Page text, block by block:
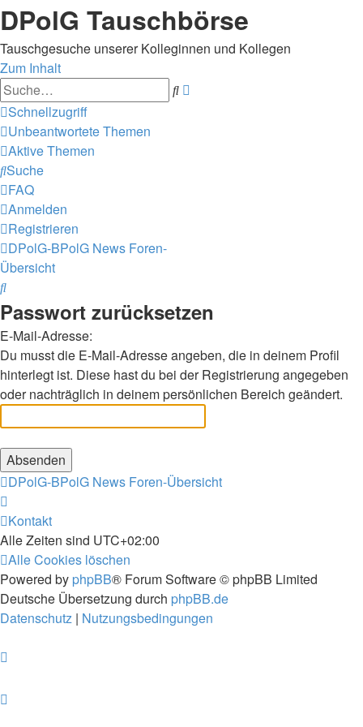
DPolG Tauschbörse
Tauschgesuche unserer Kolleginnen und Kollegen
Zum Inhalt
Suche
Schnellzugriff
Unbeantwortete Themen
Aktive Themen
Suche
FAQ
Anmelden
Registrieren
DPolG-BPolG News Foren-
Übersicht
Suche
Passwort zurücksetzen
E-Mail-Adresse:
Du musst die E-Mail-Adresse angeben, die in deinem Profil
hinterlegt ist. Diese hast du bei der Registrierung angegeben
oder nachträglich in deinem persönlichen Bereich geändert.
DPolG-BPolG News Foren-Übersicht
Kontakt
Alle Zeiten sind UTC+02:00
Alle Cookies löschen
Powered by phpBB® Forum Software © phpBB Limited
Deutsche Übersetzung durch phpBB.de
Datenschutz | Nutzungsbedingungen